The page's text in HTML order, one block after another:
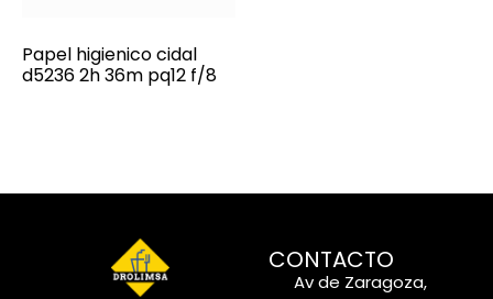
Papel higienico cidal
d5236 2h 36m pq12 f/8
CONTACTO
Av de Zaragoza,